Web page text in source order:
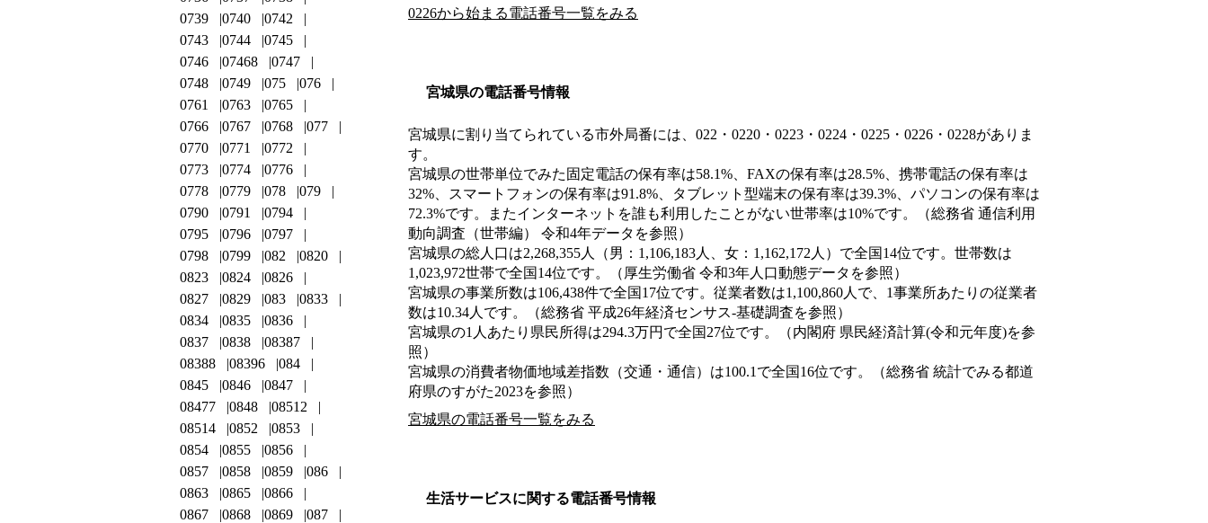
0226から始まる電話番号一覧をみる
宮城県の電話番号情報
宮城県に割り当てられている市外局番には、022・0220・0223・0224・0225・0226・0228がありま
す。
宮城県の世帯単位でみた固定電話の保有率は58.1%、FAXの保有率は28.5%、携帯電話の保有率は
32%、スマートフォンの保有率は91.8%、タブレット型端末の保有率は39.3%、パソコンの保有率は
72.3%です。またインターネットを誰も利用したことがない世帯率は10%です。（総務省 通信利用
動向調査（世帯編） 令和4年データを参照）
宮城県の総人口は2,268,355人（男：1,106,183人、女：1,162,172人）で全国14位です。世帯数は
1,023,972世帯で全国14位です。（厚生労働省 令和3年人口動態データを参照）
宮城県の事業所数は106,438件で全国17位です。従業者数は1,100,860人で、1事業所あたりの従業者
数は10.34人です。（総務省 平成26年経済センサス‐基礎調査を参照）
宮城県の1人あたり県民所得は294.3万円で全国27位です。（内閣府 県民経済計算(令和元年度)を参
照）
宮城県の消費者物価地域差指数（交通・通信）は100.1で全国16位です。（総務省 統計でみる都道
府県のすがた2023を参照）
宮城県の電話番号一覧をみる
生活サービスに関する電話番号情報
0739
0740
0742
0743
0744
0745
0746
07468
0747
0748
0749 075
076
0761
0763
0765
0766
0767 0768
077
0770
0771
0772
0773
0774
0776
0778
0779 078
079
0790
0791
0794
0795
0796
0797
0798
0799 082
0820
0823
0824
0826
0827
0829 083
0833
0834
0835
0836
0837
0838
08387
08388
08396
084
0845
0846
0847
08477
0848
08512
08514
0852
0853
0854
0855
0856
0857
0858 0859
086
0863
0865
0866
0867
0868 0869
087